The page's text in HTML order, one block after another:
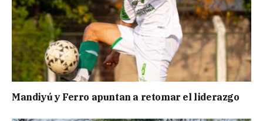
Mandiyú y Ferro apuntan a retomar el liderazgo